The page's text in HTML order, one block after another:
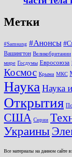
Метки
#Samsung #Анонсы
Вашингтон Великобритании
мире Госдумы Евросоюза
Космос Крыма МКС
Наука Наука
Открытия
США Сирии
Украины
Все материалы на данном сайте